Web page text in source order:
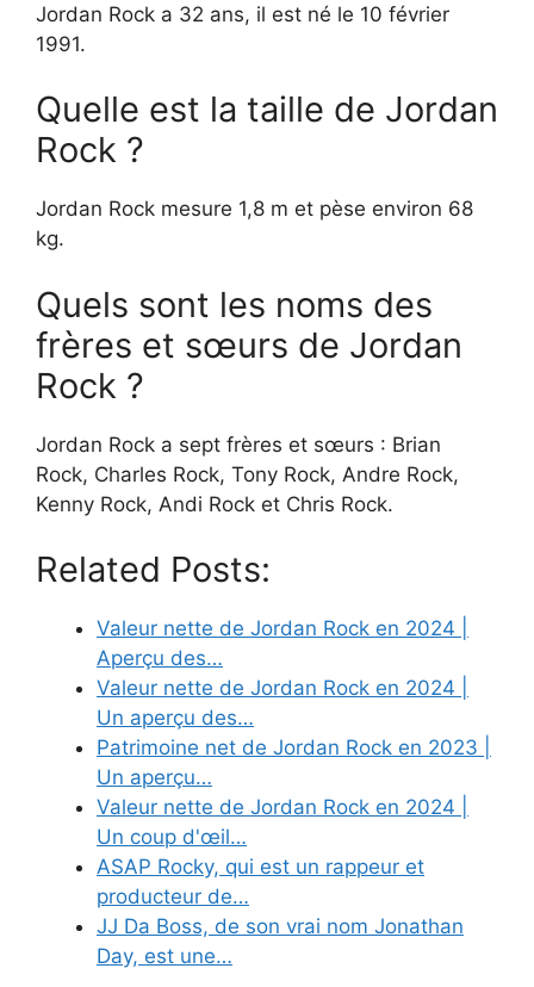
Jordan Rock a 32 ans, il est né le 10 février
1991.
Quelle est la taille de Jordan
Rock ?
Jordan Rock mesure 1,8 m et pèse environ 68
kg.
Quels sont les noms des
frères et sœurs de Jordan
Rock ?
Jordan Rock a sept frères et sœurs : Brian
Rock, Charles Rock, Tony Rock, Andre Rock,
Kenny Rock, Andi Rock et Chris Rock.
Related Posts:
Valeur nette de Jordan Rock en 2024 |
Aperçu des…
Valeur nette de Jordan Rock en 2024 |
Un aperçu des…
Patrimoine net de Jordan Rock en 2023 |
Un aperçu…
Valeur nette de Jordan Rock en 2024 |
Un coup d'œil…
ASAP Rocky, qui est un rappeur et
producteur de…
JJ Da Boss, de son vrai nom Jonathan
Day, est une…